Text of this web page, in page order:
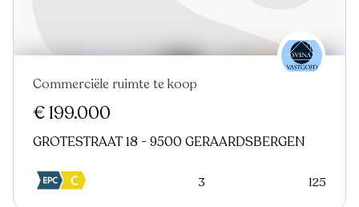
Commerciële ruimte te koop
€ 199.000
GROTESTRAAT 18 - 9500 GERAARDSBERGEN
3 125